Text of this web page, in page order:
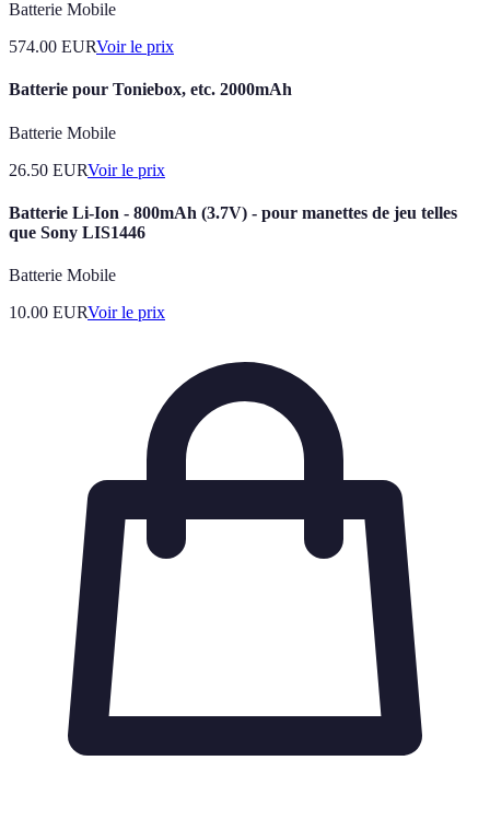
Batterie Mobile
574.00 EURVoir le prix
Batterie pour Toniebox, etc. 2000mAh
Batterie Mobile
26.50 EURVoir le prix
Batterie Li-Ion - 800mAh (3.7V) - pour manettes de jeu telles
que Sony LIS1446
Batterie Mobile
10.00 EURVoir le prix